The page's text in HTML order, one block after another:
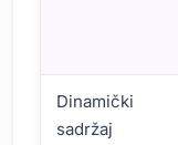
Dinamički
sadržaj